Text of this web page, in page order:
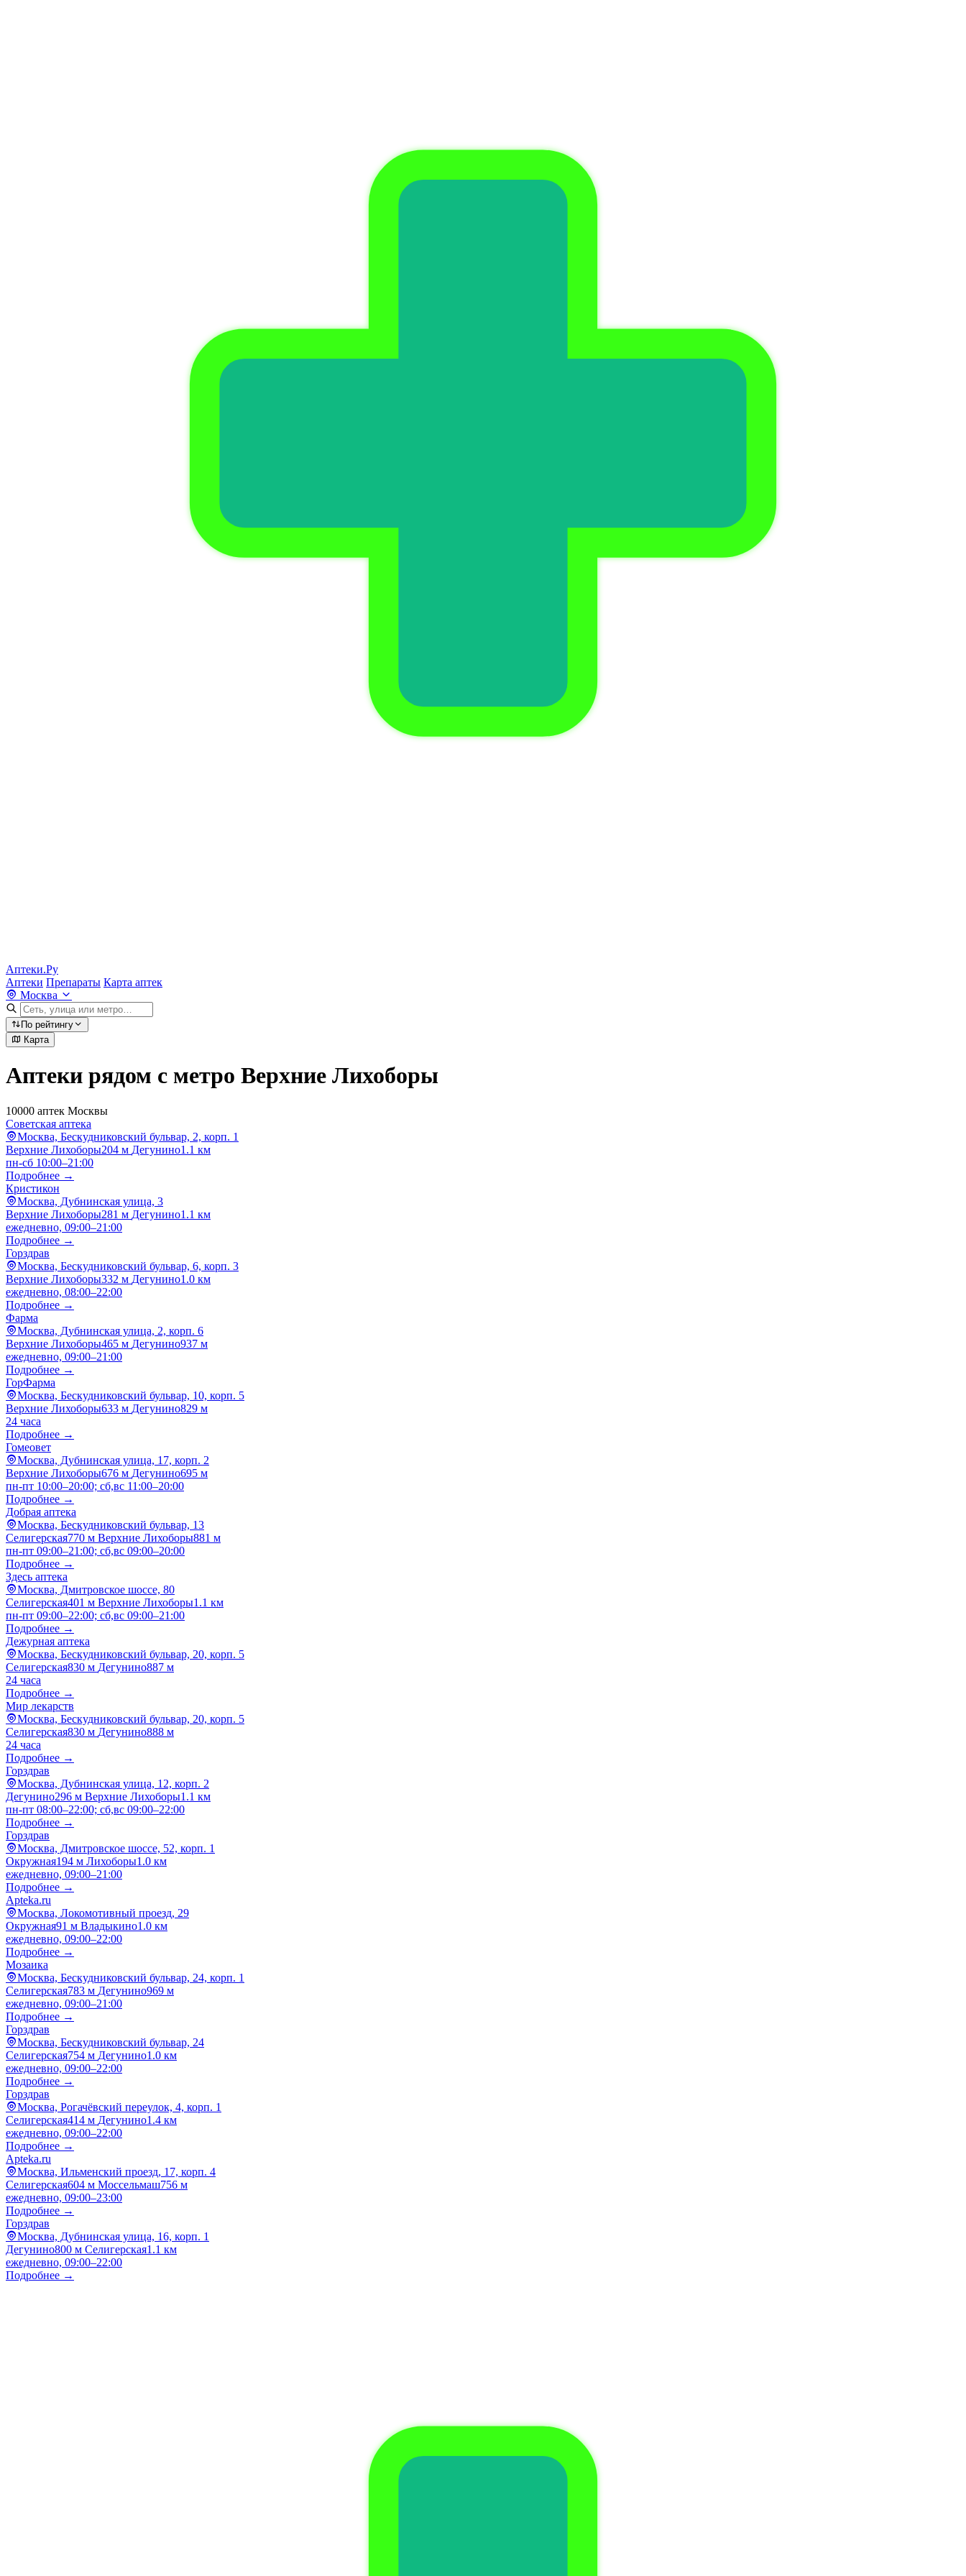
Аптеки.Ру
Аптеки Препараты Карта аптек
Москва
По рейтингу
Карта
Аптеки рядом с метро Верхние Лихоборы
10000 аптек Москвы
Советская аптека
Москва, Бескудниковский бульвар, 2, корп. 1
Верхние Лихоборы204 м Дегунино1.1 км
пн-сб 10:00–21:00
Подробнее →
Кристикон
Москва, Дубнинская улица, 3
Верхние Лихоборы281 м Дегунино1.1 км
ежедневно, 09:00–21:00
Подробнее →
Горздрав
Москва, Бескудниковский бульвар, 6, корп. 3
Верхние Лихоборы332 м Дегунино1.0 км
ежедневно, 08:00–22:00
Подробнее →
Фарма
Москва, Дубнинская улица, 2, корп. 6
Верхние Лихоборы465 м Дегунино937 м
ежедневно, 09:00–21:00
Подробнее →
ГорФарма
Москва, Бескудниковский бульвар, 10, корп. 5
Верхние Лихоборы633 м Дегунино829 м
24 часа
Подробнее →
Гомеовет
Москва, Дубнинская улица, 17, корп. 2
Верхние Лихоборы676 м Дегунино695 м
пн-пт 10:00–20:00; сб,вс 11:00–20:00
Подробнее →
Добрая аптека
Москва, Бескудниковский бульвар, 13
Селигерская770 м Верхние Лихоборы881 м
пн-пт 09:00–21:00; сб,вс 09:00–20:00
Подробнее →
Здесь аптека
Москва, Дмитровское шоссе, 80
Селигерская401 м Верхние Лихоборы1.1 км
пн-пт 09:00–22:00; сб,вс 09:00–21:00
Подробнее →
Дежурная аптека
Москва, Бескудниковский бульвар, 20, корп. 5
Селигерская830 м Дегунино887 м
24 часа
Подробнее →
Мир лекарств
Москва, Бескудниковский бульвар, 20, корп. 5
Селигерская830 м Дегунино888 м
24 часа
Подробнее →
Горздрав
Москва, Дубнинская улица, 12, корп. 2
Дегунино296 м Верхние Лихоборы1.1 км
пн-пт 08:00–22:00; сб,вс 09:00–22:00
Подробнее →
Горздрав
Москва, Дмитровское шоссе, 52, корп. 1
Окружная194 м Лихоборы1.0 км
ежедневно, 09:00–21:00
Подробнее →
Apteka.ru
Москва, Локомотивный проезд, 29
Окружная91 м Владыкино1.0 км
ежедневно, 09:00–22:00
Подробнее →
Мозаика
Москва, Бескудниковский бульвар, 24, корп. 1
Селигерская783 м Дегунино969 м
ежедневно, 09:00–21:00
Подробнее →
Горздрав
Москва, Бескудниковский бульвар, 24
Селигерская754 м Дегунино1.0 км
ежедневно, 09:00–22:00
Подробнее →
Горздрав
Москва, Рогачёвский переулок, 4, корп. 1
Селигерская414 м Дегунино1.4 км
ежедневно, 09:00–22:00
Подробнее →
Apteka.ru
Москва, Ильменский проезд, 17, корп. 4
Селигерская604 м Моссельмаш756 м
ежедневно, 09:00–23:00
Подробнее →
Горздрав
Москва, Дубнинская улица, 16, корп. 1
Дегунино800 м Селигерская1.1 км
ежедневно, 09:00–22:00
Подробнее →